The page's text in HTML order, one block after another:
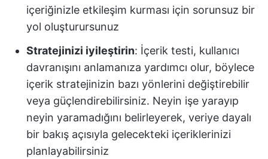
içeriğinizle etkileşim kurması için sorunsuz bir
yol oluşturursunuz
Stratejinizi iyileştirin: İçerik testi, kullanıcı
davranışını anlamanıza yardımcı olur, böylece
içerik stratejinizin bazı yönlerini değiştirebilir
veya güçlendirebilirsiniz. Neyin işe yarayıp
neyin yaramadığını belirleyerek, veriye dayalı
bir bakış açısıyla gelecekteki içeriklerinizi
planlayabilirsiniz